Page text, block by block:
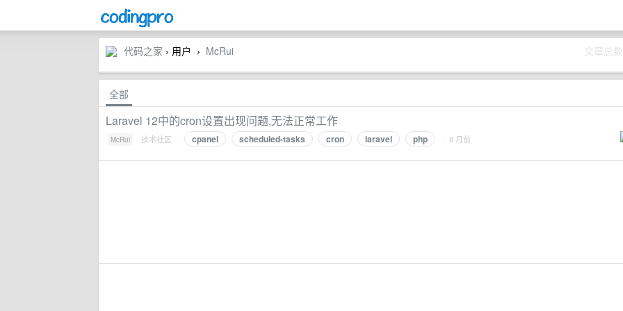
文章总数
代码之家 › 用户 › McRui
全部
Laravel 12中的cron设置出现问题,无法正常工作
McRui · 技术社区 · cpanel scheduled-tasks cron laravel php · 8 月前